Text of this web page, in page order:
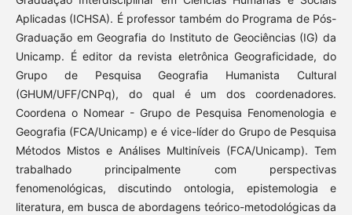
Aplicadas (ICHSA). É professor também do Programa de Pós-
Graduação em Geografia do Instituto de Geociências (IG) da
Unicamp. É editor da revista eletrônica Geograficidade, do
Grupo de Pesquisa Geografia Humanista Cultural
(GHUM/UFF/CNPq), do qual é um dos coordenadores.
Coordena o Nomear - Grupo de Pesquisa Fenomenologia e
Geografia (FCA/Unicamp) e é vice-líder do Grupo de Pesquisa
Métodos Mistos e Análises Multiníveis (FCA/Unicamp). Tem
trabalhado principalmente com perspectivas
fenomenológicas, discutindo ontologia, epistemologia e
literatura, em busca de abordagens teórico-metodológicas da